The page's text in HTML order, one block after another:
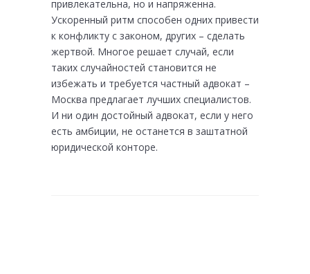
привлекательна, но и напряженна.
Ускоренный ритм способен одних привести
к конфликту с законом, других – сделать
жертвой. Многое решает случай, если
таких случайностей становится не
избежать и требуется частный адвокат –
Москва предлагает лучших специалистов.
И ни один достойный адвокат, если у него
есть амбиции, не останется в заштатной
юридической конторе.